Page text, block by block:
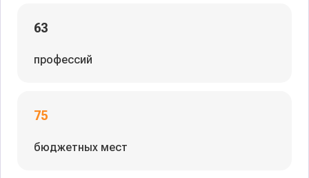
63
профессий
75
бюджетных мест